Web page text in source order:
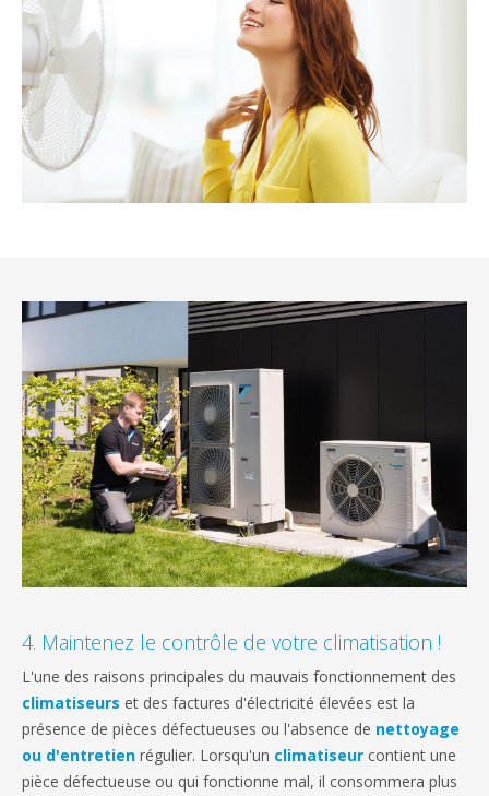
4. Maintenez le contrôle de votre climatisation !
L'une des raisons principales du mauvais fonctionnement des
climatiseurs et des factures d'électricité élevées est la
présence de pièces défectueuses ou l'absence de nettoyage
ou d'entretien régulier. Lorsqu'un climatiseur contient une
pièce défectueuse ou qui fonctionne mal, il consommera plus